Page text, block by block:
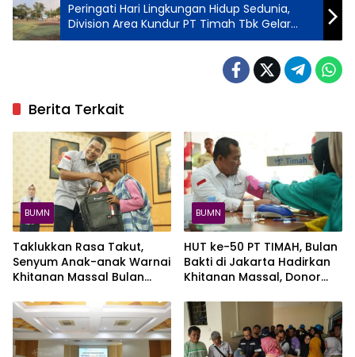
Peringati Hari Lingkungan Hidup Sedunia,
Division Area Kundur PT Timah Tbk Gelar
Apel Hingga Pungut Sampah Plastik
Berita Terkait
BUMN
Taklukkan Rasa Takut,
Senyum Anak-anak Warnai
Khitanan Massal Bulan
di Kundur
BUMN
HUT ke-50 PT TIMAH, Bulan
Bakti di Jakarta Hadirkan
Khitanan Massal, Donor
Kesehatan Gratis